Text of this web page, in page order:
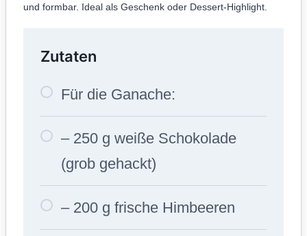
und formbar. Ideal als Geschenk oder Dessert-Highlight.
Zutaten
Für die Ganache:
– 250 g weiße Schokolade
(grob gehackt)
– 200 g frische Himbeeren